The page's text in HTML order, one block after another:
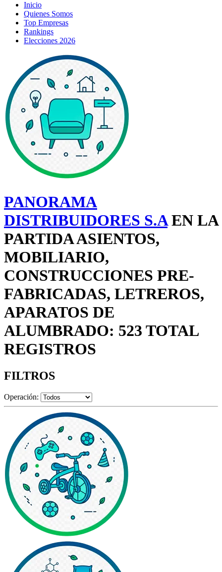
Inicio
Quienes Somos
Top Empresas
Rankings
Elecciones 2026
PANORAMA
DISTRIBUIDORES S.AEN LA
PARTIDA ASIENTOS,
MOBILIARIO,
CONSTRUCCIONES PRE-
FABRICADAS, LETREROS,
APARATOS DE
ALUMBRADO: 523 TOTAL
REGISTROS
FILTROS
Operación: